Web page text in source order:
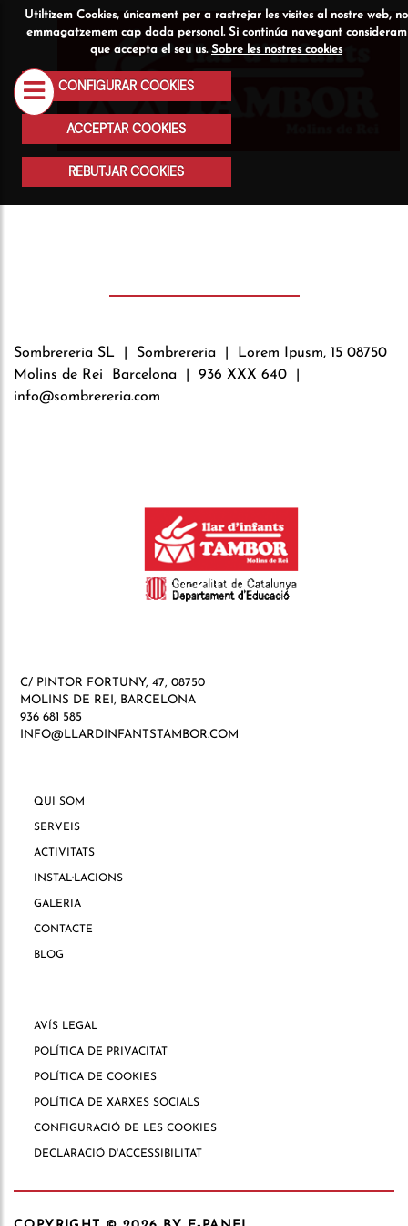
Utiltizem Cookies, únicament per a rastrejar les visites al nostre web, no
emmagatzemem cap dada personal. Si continúa navegant consideram
que accepta el seu us. Sobre les nostres cookies
CONFIGURAR COOKIES
ACCEPTAR COOKIES
REBUTJAR COOKIES
Qui
Serveis Activitats
Sombrereria SL | Sombrereria |
Lorem Ipusm, 15 08750
Molins de Rei
Barcelona | 936 XXX 640 |
info@sombrereria.com
C/ PINTOR FORTUNY, 47, 08750
MOLINS DE REI, BARCELONA
936 681 585
INFO@LLARDINFANTSTAMBOR.COM
QUI SOM
SERVEIS
ACTIVITATS
INSTAL·LACIONS
GALERIA
CONTACTE
BLOG
AVÍS LEGAL
POLÍTICA DE PRIVACITAT
POLÍTICA DE COOKIES
POLÍTICA DE XARXES SOCIALS
CONFIGURACIÓ DE LES COOKIES
DECLARACIÓ D'ACCESSIBILITAT